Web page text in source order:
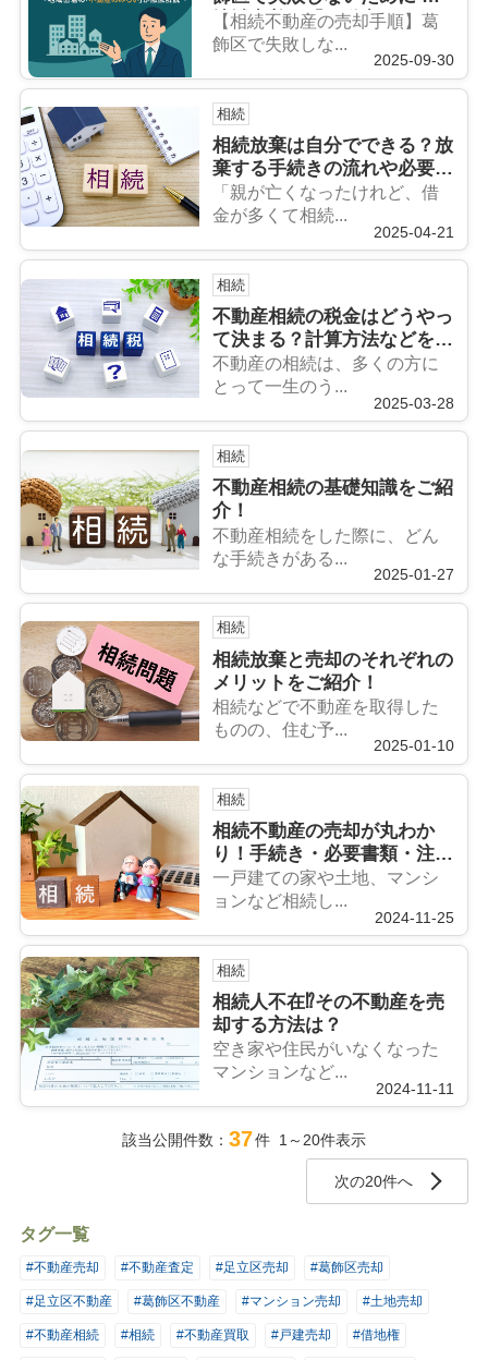
地域密着の「不動産のみら
い」が徹底解説〜
【相続不動産の売却手順】葛
飾区で失敗しな...
2025-09-30
相続
相続放棄は自分でできる？放
棄する手続きの流れや必要書
類などを解説！
「親が亡くなったけれど、借
金が多くて相続...
2025-04-21
相続
不動産相続の税金はどうやっ
て決まる？計算方法などをご
紹介！
不動産の相続は、多くの方に
とって一生のう...
2025-03-28
相続
不動産相続の基礎知識をご紹
介！
不動産相続をした際に、どん
な手続きがある...
2025-01-27
相続
相続放棄と売却のそれぞれの
メリットをご紹介！
相続などで不動産を取得した
ものの、住む予...
2025-01-10
相続
相続不動産の売却が丸わか
り！手続き・必要書類・注意
点をご紹介
一戸建ての家や土地、マンシ
ョンなど相続し...
2024-11-25
相続
相続人不在⁉その不動産を売
却する方法は？
空き家や住民がいなくなった
マンションなど...
2024-11-11
該当公開件数： 37件 1～20件表示
次の20件へ
タグ一覧
#不動産売却 #不動産査定 #足立区売却 #葛飾区売却
#足立区不動産 #葛飾区不動産 #マンション売却 #土地売却
#不動産相続 #相続 #不動産買取 #戸建売却 #借地権